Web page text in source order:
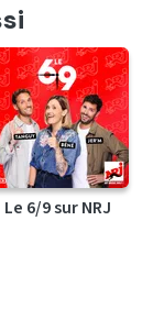
Le 6/9 sur NRJ